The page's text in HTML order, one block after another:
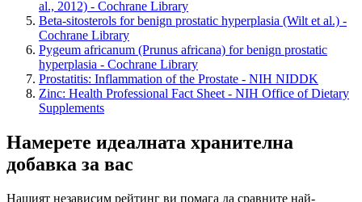
al., 2012) - Cochrane Library
Beta-sitosterols for benign prostatic hyperplasia (Wilt et al.) -
Cochrane Library
Pygeum africanum (Prunus africana) for benign prostatic
hyperplasia - Cochrane Library
Prostatitis: Inflammation of the Prostate - NIH NIDDK
Zinc: Health Professional Fact Sheet - NIH Office of Dietary
Supplements
Намерете идеалната хранителна
добавка за вас
Нашият независим рейтинг ви помага да сравните най-